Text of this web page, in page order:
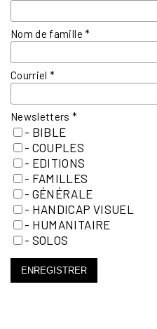
Nom de famille*
Courriel*
Newsletters*
- BIBLE
- COUPLES
- EDITIONS
- FAMILLES
- GÉNÉRALE
- HANDICAP VISUEL
- HUMANITAIRE
- SOLOS
ENREGISTRER